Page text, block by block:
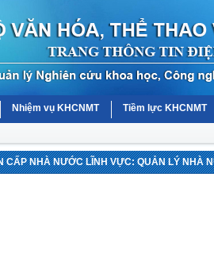
Nhiệm vụ KHCNMT Tiềm lực KHCNMT
CẤP NHÀ NƯỚC LĨNH VỰC: QUẢN LÝ NHÀ